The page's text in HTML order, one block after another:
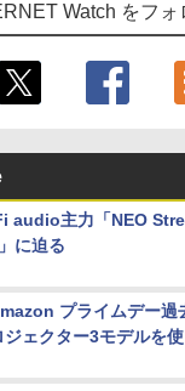
Watch をフォ
audio主力「NEO
に迫る
プライムデー
ジェクター3モデルを